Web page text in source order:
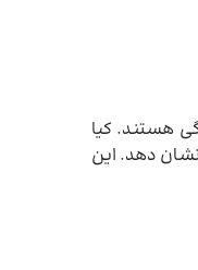
هستند. کیا
نشان دهد. این